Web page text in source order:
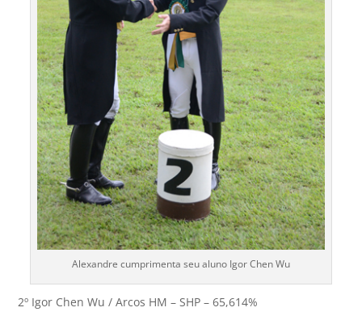
Alexandre cumprimenta seu aluno Igor Chen Wu
2º Igor Chen Wu / Arcos HM – SHP – 65,614%